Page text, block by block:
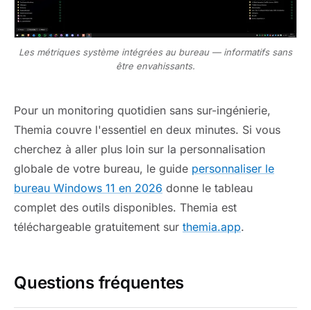
Les métriques système intégrées au bureau — informatifs sans
être envahissants.
Pour un monitoring quotidien sans sur-ingénierie,
Themia couvre l'essentiel en deux minutes. Si vous
cherchez à aller plus loin sur la personnalisation
globale de votre bureau, le guide personnaliser le
bureau Windows 11 en 2026 donne le tableau
complet des outils disponibles. Themia est
téléchargeable gratuitement sur themia.app.
Questions fréquentes